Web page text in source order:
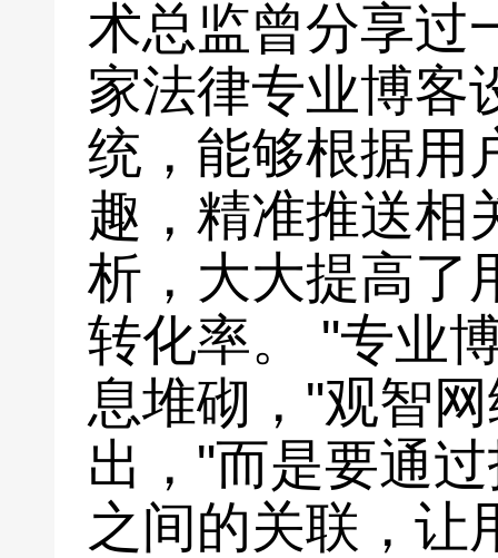
术总监曾分享过
家法律专业博客
统，能够根据用
趣，精准推送相
析，大大提高了
转化率。 "专业
息堆砌，"观智
出，"而是要通
之间的关联，让